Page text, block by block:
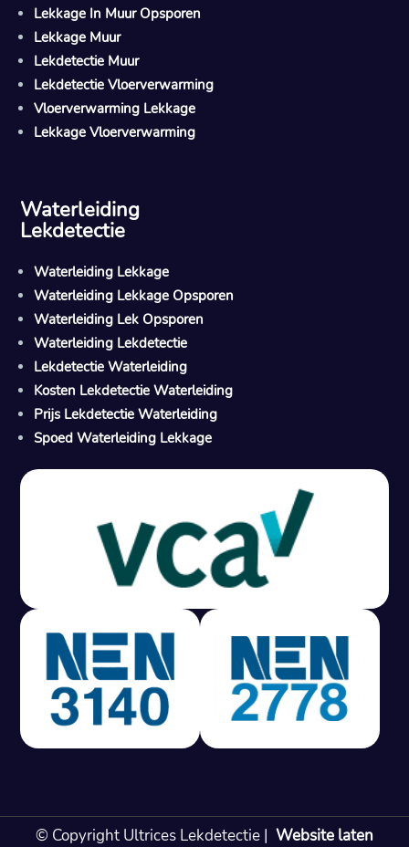
M
Gratis offerte in 24 uur
Geen lekkage? Geen betaling.
Vast tarief van € 395,- exc btw.
Rapport binnen 3 werkdagen.
100% RIsicovrij.
Vaak vergoed door verzekeraar.
Lekkage In Muur Opsporen
Lekkage Muur
Lekdetectie Muur
Lekdetectie Vloerverwarming
Vloerverwarming Lekkage
Lekkage Vloerverwarming
Waterleiding
Lekdetectie
Waterleiding Lekkage
Waterleiding Lekkage Opsporen
Waterleiding Lek Opsporen
Waterleiding Lekdetectie
Lekdetectie Waterleiding
Kosten Lekdetectie Waterleiding
Prijs Lekdetectie Waterleiding
Spoed Waterleiding Lekkage
© Copyright Ultrices Lekdetectie | Website laten